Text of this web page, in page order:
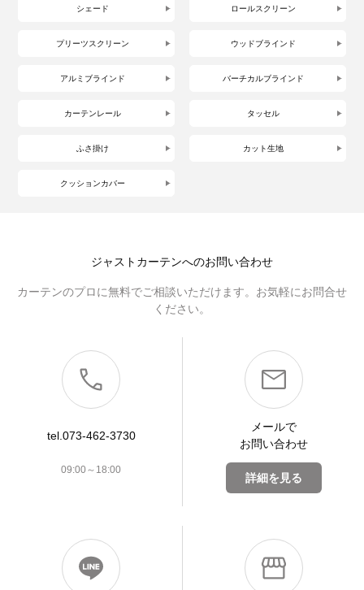
シェード ロールスクリーン
プリーツスクリーン ウッドブラインド
アルミブラインド バーチカルブラインド
カーテンレール タッセル
ふさ掛け カット生地
クッションカバー
ジャストカーテンへのお問い合わせ
カーテンのプロに無料でご相談いただけます。お気軽にお問合せ
ください。
tel.073-462-3730
09:00～18:00
メールで
お問い合わせ
詳細を見る